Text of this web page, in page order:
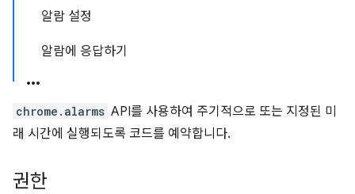
알람 설정
알람에 응답하기
chrome.alarms API를 사용하여 주기적으로 또는 지정된 미
래 시간에 실행되도록 코드를 예약합니다.
권한